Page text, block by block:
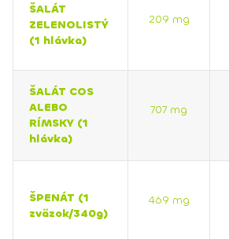
ŠALÁT
ZELENOLISTÝ
(1 hlávka)
209 mg
ŠALÁT COS
ALEBO
RÍMSKY (1
hlávka)
707 mg
ŠPENÁT (1
zväzok/340g)
469 mg